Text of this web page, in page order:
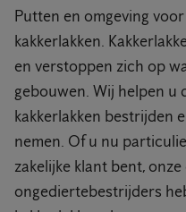
Putten en omgeving
kakkerlakken.
en verstoppen zich op
gebouwen. Wij helpen u
kakkerlakken bestrijden
nemen. Of u nu
zakelijke klant bent,
ongediertebestrijders